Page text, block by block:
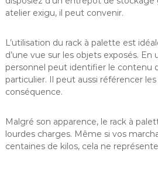
atelier exigu, il peut convenir.
L’utilisation du rack à palette est
d’une vue sur les objets exposés. En
personnel peut identifier le contenu
particulier. Il peut aussi référencer
conséquence.
Malgré son apparence, le rack à
lourdes charges. Même si vos
centaines de kilos, cela ne